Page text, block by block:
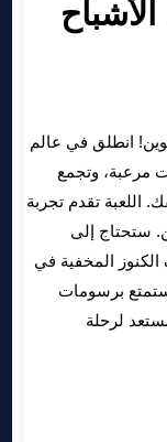
انطلق في عالم
مرعبة، وتجمع
اللعبة تقدم تجربة
ستحتاج إلى
الكنوز المخفية في
برسومات
لرحلة